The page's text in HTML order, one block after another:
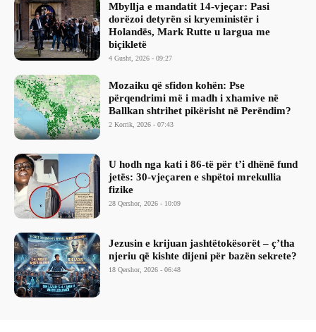
Mbyllja e mandatit 14-vjeçar: Pasi
dorëzoi detyrën si kryeministër i
Holandës, Mark Rutte u largua me
biçikletë
4 Gusht, 2026 - 09:27
Mozaiku që sfidon kohën: Pse
përqendrimi më i madh i xhamive në
Ballkan shtrihet pikërisht në Perëndim?
2 Korrik, 2026 - 07:43
​U hodh nga kati i 86-të për t’i dhënë fund
jetës: 30-vjeçaren e shpëtoi mrekullia
fizike
28 Qershor, 2026 - 10:09
Jezusin e krijuan jashtëtokësorët – ç’tha
njeriu që kishte dijeni për bazën sekrete?
18 Qershor, 2026 - 06:48